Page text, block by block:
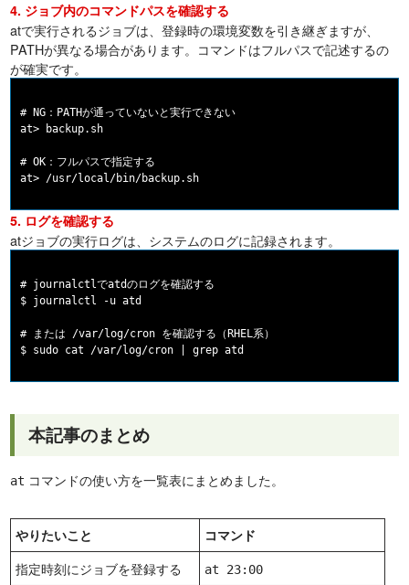
4. ジョブ内のコマンドパスを確認する
atで実行されるジョブは、登録時の環境変数を引き継ぎますが、
PATHが異なる場合があります。コマンドはフルパスで記述するの
が確実です。
# NG：PATHが通っていないと実行できない
at> backup.sh
# OK：フルパスで指定する
5. ログを確認する
atジョブの実行ログは、システムのログに記録されます。
# journalctlでatdのログを確認する
$ journalctl -u atd
# または /var/log/cron を確認する（RHEL系）
本記事のまとめ
at コマンドの使い方を一覧表にまとめました。
やりたいこと コマンド
指定時刻にジョブを登録する at 23:00